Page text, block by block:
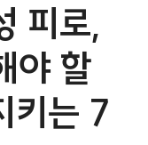
피로,
야 할
키는 7